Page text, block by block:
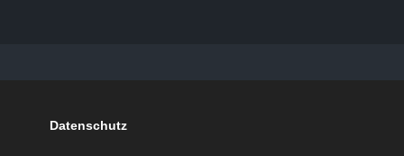
Datenschutz